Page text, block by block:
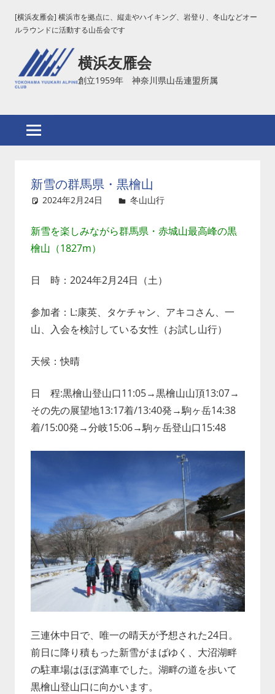
ス
[横浜友雁会] 横浜市を拠点に、縦走やハイキング、岩登り、冬山などオー
ルラウンドに活動する山岳会です
横浜友雁会
創立1959年 神奈川県山岳連盟所属
新雪の群馬県・黒檜山
2024年2月24日 吉田
冬山山行
新雪を楽しみながら群馬県・赤城山最高峰の黒
檜山（1827m）
日 時：2024年2月24日（土）
参加者：L:康英、タケチャン、アキコさん、一
山、入会を検討している女性（お試し山行）
天候：快晴
日 程:黒檜山登山口11:05→黒檜山山頂13:07→
その先の展望地13:17着/13:40発→駒ヶ岳14:38
着/15:00発→分岐15:06→駒ヶ岳登山口15:48
三連休中日で、唯一の晴天が予想された24日。
前日に降り積もった新雪がまばゆく、大沼湖畔
の駐車場はほぼ満車でした。湖畔の道を歩いて
黒檜山登山口に向かいます。